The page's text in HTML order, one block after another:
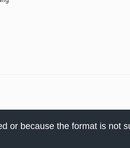
or because the format is not